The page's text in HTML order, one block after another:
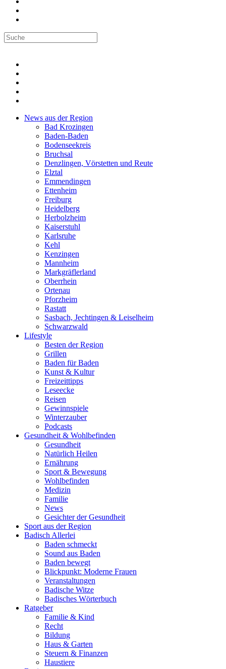
News aus der Region
Bad Krozingen
Baden-Baden
Bodenseekreis
Bruchsal
Denzlingen, Vörstetten und Reute
Elztal
Emmendingen
Ettenheim
Freiburg
Heidelberg
Herbolzheim
Kaiserstuhl
Karlsruhe
Kehl
Kenzingen
Mannheim
Markgräflerland
Oberrhein
Ortenau
Pforzheim
Rastatt
Sasbach, Jechtingen & Leiselheim
Schwarzwald
Lifestyle
Besten der Region
Grillen
Baden für Baden
Kunst & Kultur
Freizeittipps
Leseecke
Reisen
Gewinnspiele
Winterzauber
Podcasts
Gesundheit & Wohlbefinden
Gesundheit
Natürlich Heilen
Ernährung
Sport & Bewegung
Wohlbefinden
Medizin
Familie
News
Gesichter der Gesundheit
Sport aus der Region
Badisch Allerlei
Baden schmeckt
Sound aus Baden
Baden bewegt
Blickpunkt: Moderne Frauen
Veranstaltungen
Badische Witze
Badisches Wörterbuch
Ratgeber
Familie & Kind
Recht
Bildung
Haus & Garten
Steuern & Finanzen
Haustiere